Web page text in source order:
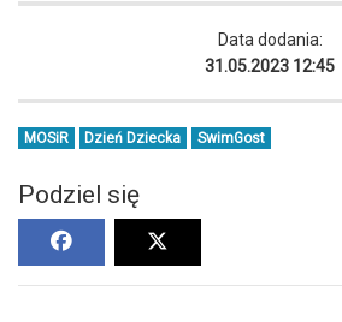
Data dodania:
31.05.2023 12:45
MOSiR Dzień Dziecka SwimGost
Podziel się